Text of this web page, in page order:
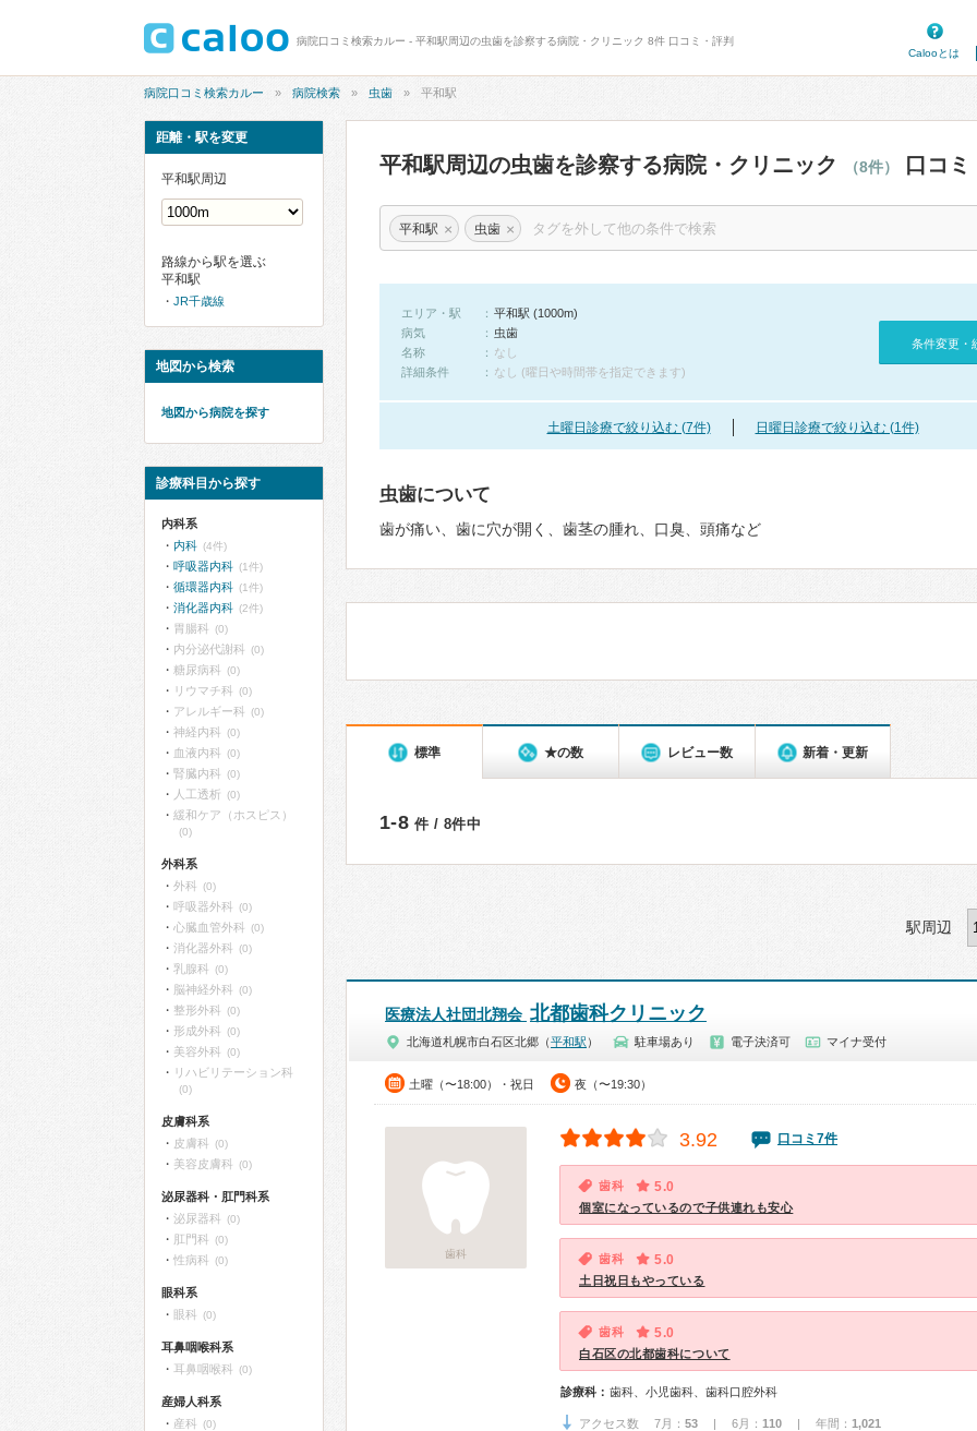
病院口コミ検索カルー - 平和駅周辺の虫歯を診察する病院・クリニック 8件 口コミ・評判
Calooとは
病院口コミ検索カルー 病院検索 虫歯 平和駅
平和駅周辺の虫歯を診察する病院・クリニック （8件） 口コ
平和駅 × 虫歯 ×
エリア・駅
平和駅 (1000m)
病気
虫歯
名称
なし
詳細条件
なし (曜日や時間帯を指定できます)
条件変更・
土曜日診療で絞り込む (7件) 日曜日診療で絞り込む (1件)
虫歯について
歯が痛い、歯に穴が開く、歯茎の腫れ、口臭、頭痛など
標準 ★の数 レビュー数 新着・更新
1-8 件 / 8件中
駅周辺
医療法人社団北翔会 北都歯科クリニック
北海道札幌市白石区北郷（平和駅 ） 駐車場あり 電子決済可 マイナ受付
土曜（〜18:00）・祝日 夜（〜19:30）
歯科
3.92 口コミ7件
歯科 5.0
個室になっているので子供連れも安心
歯科 5.0
土日祝日もやっている
歯科 5.0
白石区の北都歯科について
診療科： 歯科、小児歯科、歯科口腔外科
アクセス数 7月： 53 | 6月： 110 | 年間： 1,021
距離・駅を変更
平和駅周辺
路線から駅を選ぶ
平和駅
JR千歳線
地図から検索
地図から病院を探す
診療科目から探す
内科系
内科 (4件)
呼吸器内科 (1件)
循環器内科 (1件)
消化器内科 (2件)
胃腸科 (0)
内分泌代謝科 (0)
糖尿病科 (0)
リウマチ科 (0)
アレルギー科 (0)
神経内科 (0)
血液内科 (0)
腎臓内科 (0)
人工透析 (0)
緩和ケア（ホスピス）
(0)
外科系
外科 (0)
呼吸器外科 (0)
心臓血管外科 (0)
消化器外科 (0)
乳腺科 (0)
脳神経外科 (0)
整形外科 (0)
形成外科 (0)
美容外科 (0)
リハビリテーション科
(0)
皮膚科系
皮膚科 (0)
美容皮膚科 (0)
泌尿器科・肛門科系
泌尿器科 (0)
肛門科 (0)
性病科 (0)
眼科系
眼科 (0)
耳鼻咽喉科系
耳鼻咽喉科 (0)
産婦人科系
産科 (0)